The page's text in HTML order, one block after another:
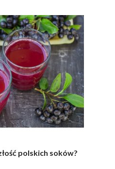
polskich soków?